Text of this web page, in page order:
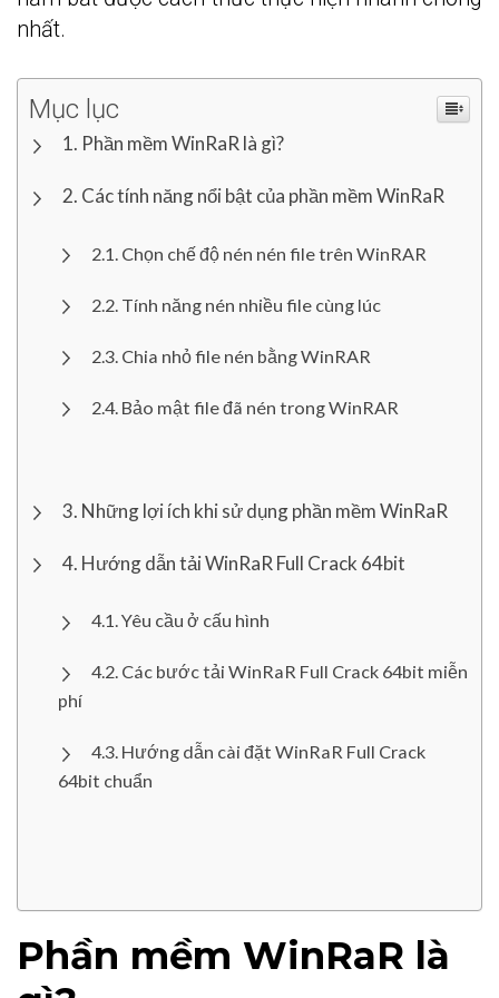
nhất.
Mục lục
Phần mềm WinRaR là gì?
Các tính năng nổi bật của phần mềm WinRaR
Chọn chế độ nén nén file trên WinRAR
Tính năng nén nhiều file cùng lúc
Chia nhỏ file nén bằng WinRAR
Bảo mật file đã nén trong WinRAR
Những lợi ích khi sử dụng phần mềm WinRaR
Hướng dẫn tải WinRaR Full Crack 64bit
Yêu cầu ở cấu hình
Các bước tải WinRaR Full Crack 64bit miễn
phí
Hướng dẫn cài đặt WinRaR Full Crack
64bit chuẩn
Phần mềm WinRaR là